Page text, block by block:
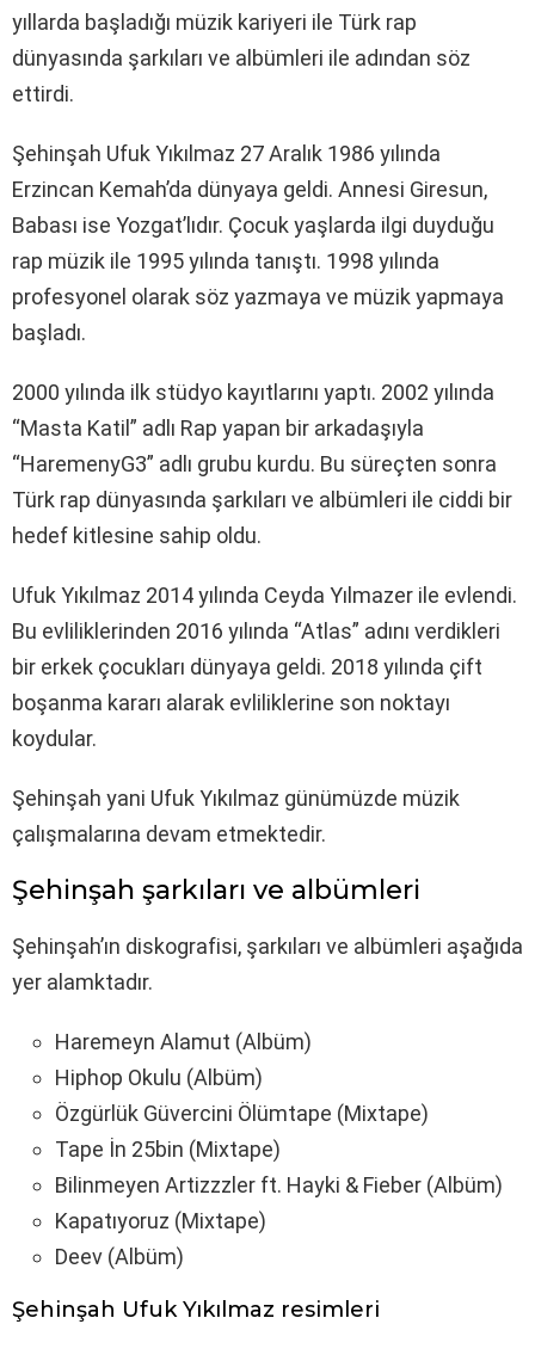
yıllarda başladığı müzik kariyeri ile Türk rap
dünyasında şarkıları ve albümleri ile adından söz
ettirdi.
Şehinşah Ufuk Yıkılmaz 27 Aralık 1986 yılında
Erzincan Kemah’da dünyaya geldi. Annesi Giresun,
Babası ise Yozgat’lıdır. Çocuk yaşlarda ilgi duyduğu
rap müzik ile 1995 yılında tanıştı. 1998 yılında
profesyonel olarak söz yazmaya ve müzik yapmaya
başladı.
2000 yılında ilk stüdyo kayıtlarını yaptı. 2002 yılında
“Masta Katil” adlı Rap yapan bir arkadaşıyla
“HaremenyG3” adlı grubu kurdu. Bu süreçten sonra
Türk rap dünyasında şarkıları ve albümleri ile ciddi bir
hedef kitlesine sahip oldu.
Ufuk Yıkılmaz 2014 yılında Ceyda Yılmazer ile evlendi.
Bu evliliklerinden 2016 yılında “Atlas” adını verdikleri
bir erkek çocukları dünyaya geldi. 2018 yılında çift
boşanma kararı alarak evliliklerine son noktayı
koydular.
Şehinşah yani Ufuk Yıkılmaz günümüzde müzik
çalışmalarına devam etmektedir.
Şehinşah şarkıları ve albümleri
Şehinşah’ın diskografisi, şarkıları ve albümleri aşağıda
yer alamktadır.
Haremeyn Alamut (Albüm)
Hiphop Okulu (Albüm)
Özgürlük Güvercini Ölümtape (Mixtape)
Tape İn 25bin (Mixtape)
Bilinmeyen Artizzzler ft. Hayki & Fieber (Albüm)
Kapatıyoruz (Mixtape)
Deev (Albüm)
Şehinşah Ufuk Yıkılmaz resimleri